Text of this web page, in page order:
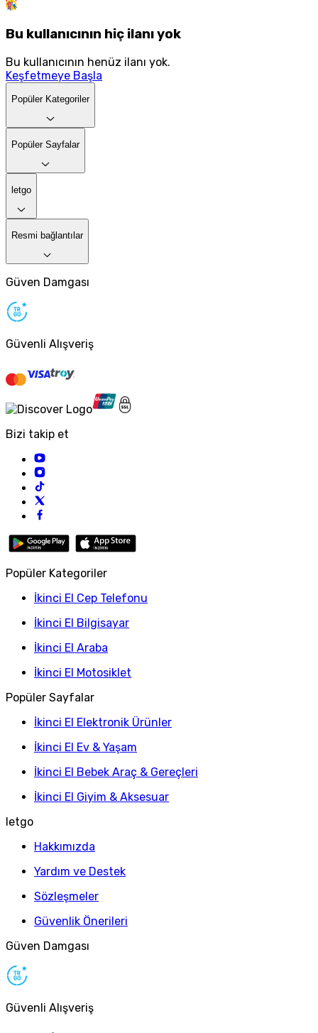
Bu kullanıcının hiç ilanı yok
Bu kullanıcının henüz ilanı yok.
Keşfetmeye Başla
Popüler Kategoriler
Popüler Sayfalar
letgo
Resmi bağlantılar
Güven Damgası
Güvenli Alışveriş
Bizi takip et
Popüler Kategoriler
İkinci El Cep Telefonu
İkinci El Bilgisayar
İkinci El Araba
İkinci El Motosiklet
Popüler Sayfalar
İkinci El Elektronik Ürünler
İkinci El Ev & Yaşam
İkinci El Bebek Araç & Gereçleri
İkinci El Giyim & Aksesuar
letgo
Hakkımızda
Yardım ve Destek
Sözleşmeler
Güvenlik Önerileri
Güven Damgası
Güvenli Alışveriş